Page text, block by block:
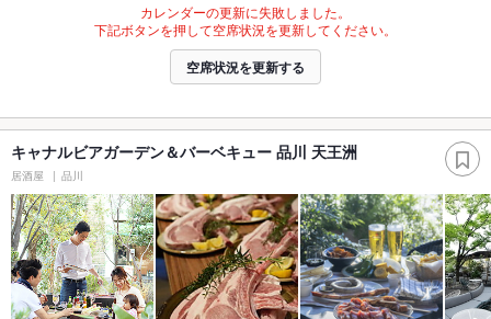
カレンダーの更新に失敗しました。
下記ボタンを押して空席状況を更新してください。
空席状況を更新する
キャナルビアガーデン＆バーベキュー 品川 天王洲
居酒屋 品川